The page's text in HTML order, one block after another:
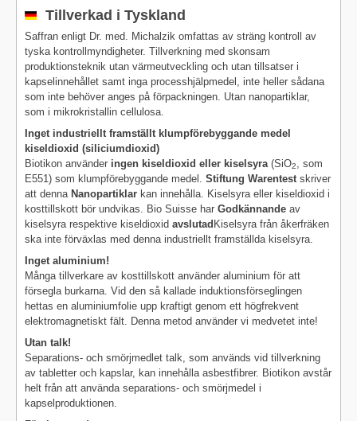
Tillverkad i Tyskland
Saffran enligt Dr. med. Michalzik omfattas av sträng kontroll av
tyska kontrollmyndigheter. Tillverkning med skonsam
produktionsteknik utan värmeutveckling och utan tillsatser i
kapselinnehållet samt inga processhjälpmedel, inte heller sådana
som inte behöver anges på förpackningen. Utan nanopartiklar,
som i mikrokristallin cellulosa.
Inget industriellt framställt klumpförebyggande medel
kiseldioxid (siliciumdioxid)
Biotikon använder ingen kiseldioxid eller kiselsyra (SiO2
, som
E551) som klumpförebyggande medel. Stiftung Warentest skriver
att denna Nanopartiklar kan innehålla. Kiselsyra eller kiseldioxid i
kosttillskott bör undvikas. Bio Suisse har Godkännande av
kiselsyra respektive kiseldioxid avslutad Kiselsyra från åkerfräken
ska inte förväxlas med denna industriellt framställda kiselsyra.
Inget aluminium!
Många tillverkare av kosttillskott använder aluminium för att
försegla burkarna. Vid den så kallade induktionsförseglingen
hettas en aluminiumfolie upp kraftigt genom ett högfrekvent
elektromagnetiskt fält. Denna metod använder vi medvetet inte!
Utan talk!
Separations- och smörjmedlet talk, som används vid tillverkning
av tabletter och kapslar, kan innehålla asbestfibrer. Biotikon avstår
helt från att använda separations- och smörjmedel i
kapselproduktionen.